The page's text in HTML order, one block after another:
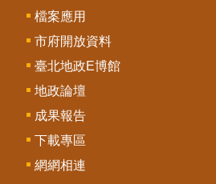
檔案應用
市府開放資料
臺北地政E博館
地政論壇
成果報告
下載專區
網網相連